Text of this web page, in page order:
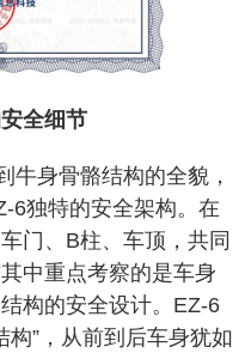
全细节
牛身骨骼结构的全貌，
6独特的安全架构。在
门、B柱、车顶，共同
中重点考察的是车身
构的安全设计。EZ-6
构”，从前到后车身犹如